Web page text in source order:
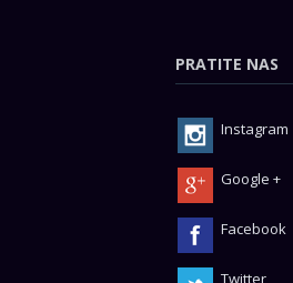
PRATITE NAS
Instagram
Google +
Facebook
Twitter